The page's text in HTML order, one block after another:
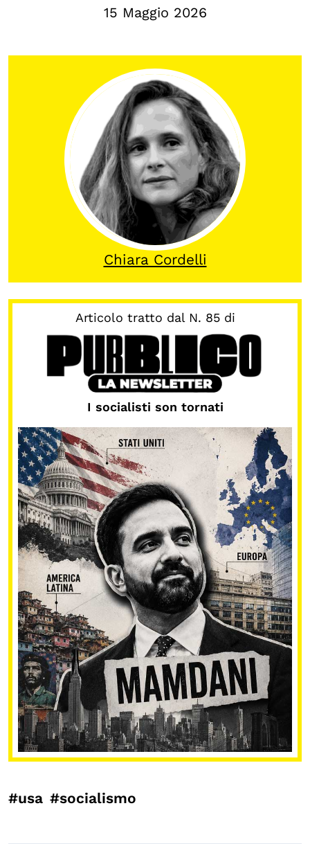
Calendario civile
Podcast
OLTRE LA SCUOLA
Attività per bambine e bambini
Programmi per le scuole
Under25
Classici del Pensiero Politico
Master e Executive Program
15 Maggio 2026
Chiara Cordelli
Articolo tratto dal N. 85 di
I socialisti son tornati
#usa #socialismo